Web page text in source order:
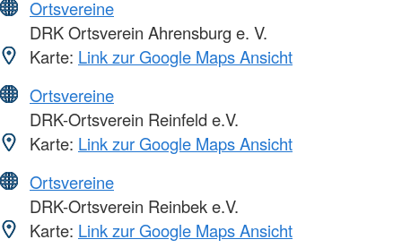
Ortsvereine
DRK Ortsverein Ahrensburg e. V.
Karte: Link zur Google Maps Ansicht
Ortsvereine
DRK-Ortsverein Reinfeld e.V.
Karte: Link zur Google Maps Ansicht
Ortsvereine
DRK-Ortsverein Reinbek e.V.
Karte: Link zur Google Maps Ansicht